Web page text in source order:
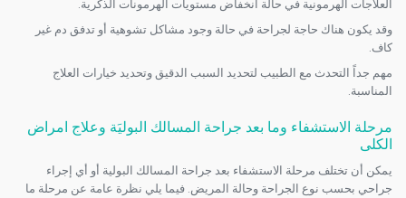
العلاجات الهرمونية في حالة انخفاض مستويات الهرمونات الذكرية.
وقد يكون هناك حاجة لجراحة في حالة وجود مشاكل تشوهية أو تدفق دم غير
كاف.
مهم جداً التحدث مع الطبيب لتحديد السبب الدقيق وتحديد خيارات العلاج
المناسبة.
مرحلة الاستشفاء وما بعد جراحة المسالك البوليَة وعلاج امراض
الكلى
يمكن أن تختلف مرحلة الاستشفاء بعد جراحة المسالك البولية أو أي إجراء
جراحي بحسب نوع الجراحة وحالة المريض. فيما يلي نظرة عامة عن مرحلة ما